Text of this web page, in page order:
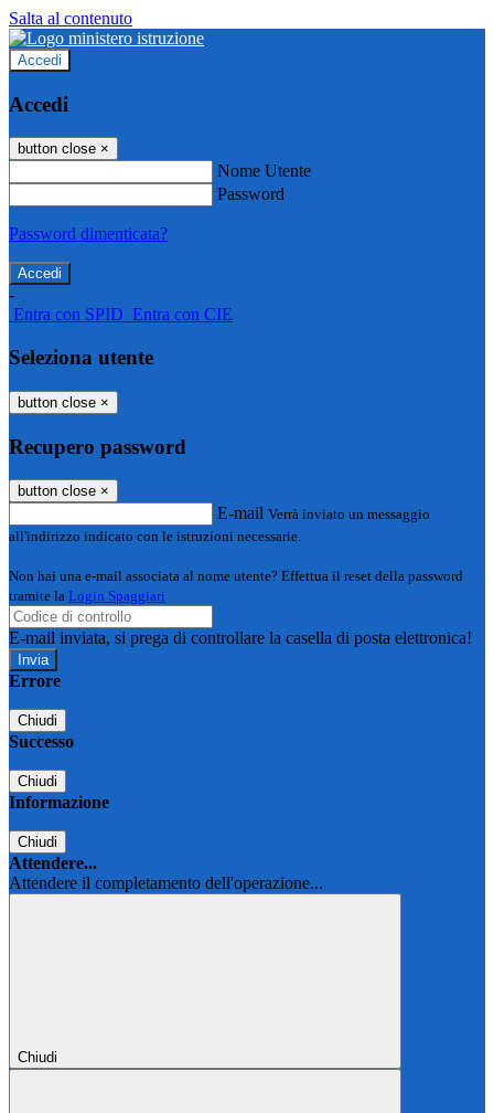
Salta al contenuto
Accedi
Accedi
button close ×
Nome Utente
Password
Password dimenticata?
-
Entra con SPID Entra con CIE
Seleziona utente
button close ×
Recupero password
button close ×
E-mail Verrà inviato un messaggio
all'indirizzo indicato con le istruzioni necessarie.
Non hai una e-mail associata al nome utente? Effettua il reset della password
tramite la Login Spaggiari
E-mail inviata, si prega di controllare la casella di posta elettronica!
Errore
Chiudi
Successo
Chiudi
Informazione
Chiudi
Attendere...
Attendere il completamento dell'operazione...
Chiudi